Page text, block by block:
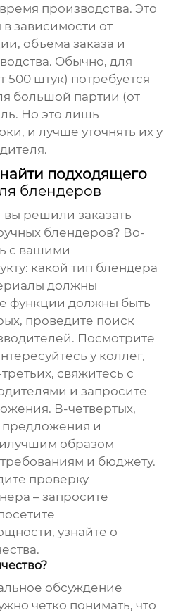
производства. Это
зависимости от
объема заказа и
Обычно, для
штук) потребуется
большой партии (от
Но это лишь
и лучше уточнять их у
подходящего
блендеров
вы решили заказать
блендеров? Во-
с вашими
какой тип блендера
должны
функции должны быть
проведите поиск
Посмотрите
у коллег,
свяжитесь с
и запросите
В-четвертых,
предложения и
образом
и бюджету.
проверку
– запросите
узнайте о
обсуждение
четко понимать, что